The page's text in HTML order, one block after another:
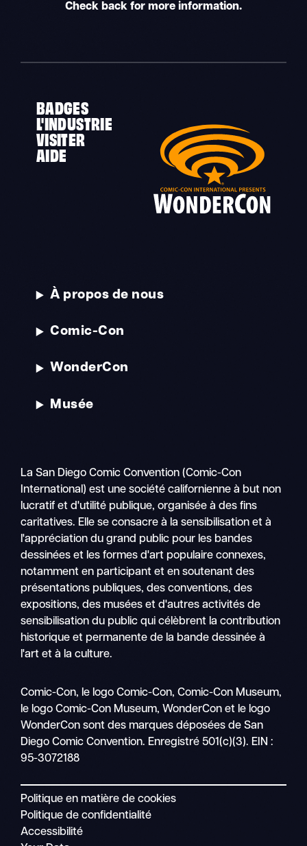
Nav
mobile
Check back for more information.
BADGES
L'INDUSTRIE
VISITER
AIDE
À propos de nous
Comic-Con
WonderCon
Musée
La San Diego Comic Convention (Comic-Con
International) est une société californienne à but non
lucratif et d'utilité publique, organisée à des fins
caritatives. Elle se consacre à la sensibilisation et à
l'appréciation du grand public pour les bandes
dessinées et les formes d'art populaire connexes,
notamment en participant et en soutenant des
présentations publiques, des conventions, des
expositions, des musées et d'autres activités de
sensibilisation du public qui célèbrent la contribution
historique et permanente de la bande dessinée à
l'art et à la culture.
Comic-Con, le logo Comic-Con, Comic-Con Museum,
le logo Comic-Con Museum, WonderCon et le logo
WonderCon sont des marques déposées de San
Diego Comic Convention. Enregistré 501(c)(3). EIN :
95-3072188
Politique en matière de cookies
Politique de confidentialité
Accessibilité